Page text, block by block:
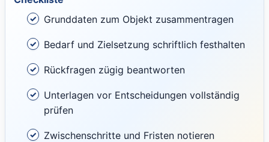
Grunddaten zum Objekt zusammentragen
Bedarf und Zielsetzung schriftlich festhalten
Rückfragen zügig beantworten
Unterlagen vor Entscheidungen vollständig
prüfen
Zwischenschritte und Fristen notieren